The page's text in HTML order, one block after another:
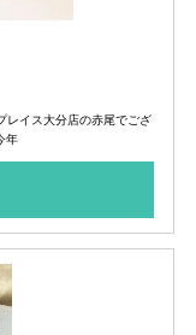
レイス大分店の赤尾でござ
年